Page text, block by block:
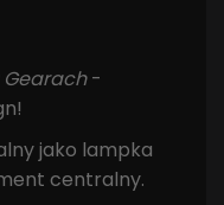
Gearach-
jako lampka
centralny.